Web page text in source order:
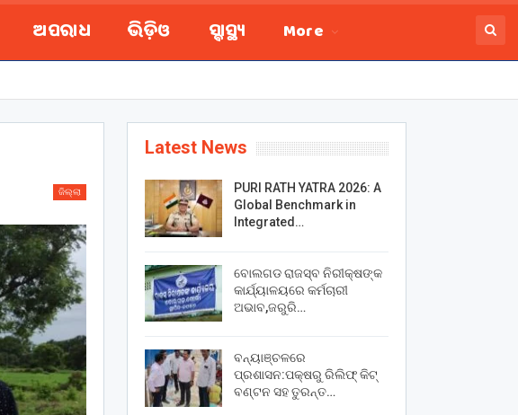
ଅପରାଧ ଭିଡ଼ିଓ ସ୍ବାସ୍ଥ୍ୟ More
ଜିଲ୍ଲା
Latest News
PURI RATH YATRA 2026: A
Global Benchmark in
Integrated…
ବୋଲଗଡ ରାଜସ୍ବ ନିରୀକ୍ଷଙ୍କ
କାର୍ଯ୍ୟାଳୟରେ କର୍ମଚାରୀ
ଅଭାବ,ଜରୁରି…
ବନ୍ୟାଞ୍ଚଳରେ
ପ୍ରଶାସନ:ପକ୍ଷରୁ ରିଲିଫ୍ କିଟ୍
ବଣ୍ଟନ ସହ ତୁରନ୍ତ…